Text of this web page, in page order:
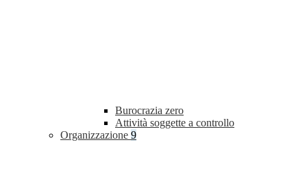
Burocrazia zero
Attività soggette a controllo
Organizzazione 9